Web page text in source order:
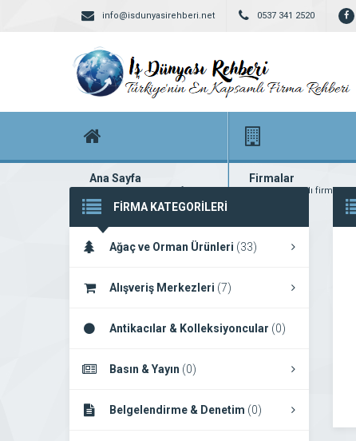
info@isdunyasirehberi.net 0537 341 2520
Ana Sayfa
Firma rehberi ana sayfanız
Firmalar
Yüzlerce kayıtlı firma
FİRMA KATEGORİLERİ
Ağaç ve Orman Ürünleri (33)
Alışveriş Merkezleri (7)
Antikacılar & Kolleksiyoncular (0)
Basın & Yayın (0)
Belgelendirme & Denetim (0)